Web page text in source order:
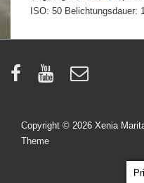
ISO: 50 Belichtungsdauer:
Copyright © 2026 Xenia
Theme